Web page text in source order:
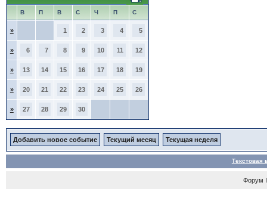
В П В С Ч П С
» 1 2 3 4 5
» 6 7 8 9 10 11 12
» 13 14 15 16 17 18 19
» 20 21 22 23 24 25 26
» 27 28 29 30
Добавить новое событие Текущий месяц Текущая неделя
Текстовая
Форум